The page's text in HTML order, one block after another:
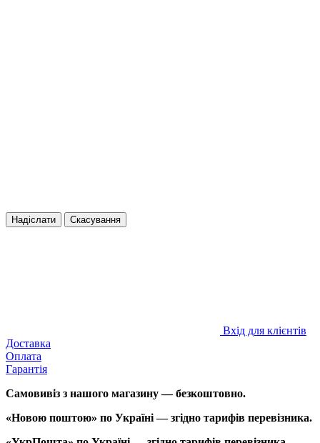
Надіслати Скасування
Вхід для клієнтів
Доставка
Оплата
Гарантія
Самовивіз з нашого магазину — безкоштовно.
«Новою поштою» по Україні — згідно тарифів перевізника.